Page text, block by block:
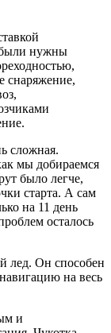
были нужны
снаряжение,
сложная.
мы добираемся
было легче,
старта. А сам
на 11 день
осталось
лед. Он способен
на весь
и